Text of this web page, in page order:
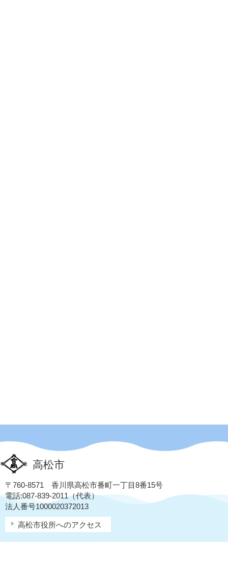
高松市
〒760-8571 香川県高松市番町一丁目8番15号
電話:087-839-2011（代表）
法人番号1000020372013
高松市役所へのアクセス